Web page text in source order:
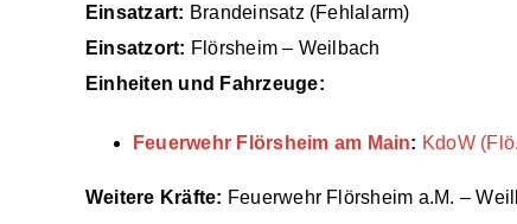
Einsatzart: Brandeinsatz (Fehlalarm)
Einsatzort: Flörsheim – Weilbach
Einheiten und Fahrzeuge:
Feuerwehr Flörsheim am Main: KdoW
Weitere Kräfte: Feuerwehr Flörsheim a.M. –